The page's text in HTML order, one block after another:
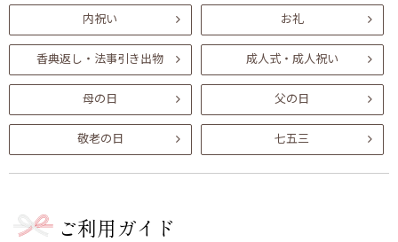
内祝い お礼
香典返し・法事引き出物 成人式・成人祝い
母の日 父の日
敬老の日 七五三
ご利用ガイド